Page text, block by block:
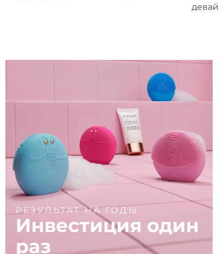
РЕЗУЛЬТАТ НА ГОДЫ
Инвестиция один
раз